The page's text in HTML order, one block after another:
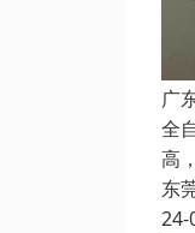
广
全
高
东
24-